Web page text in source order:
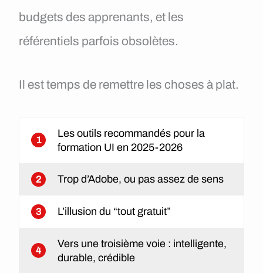
budgets des apprenants, et les
référentiels parfois obsolètes.
Il est temps de remettre les choses à plat.
1
Les outils recommandés pour la
formation UI en 2025-2026
2 Trop d’Adobe, ou pas assez de sens
3 L’illusion du “tout gratuit”
4
Vers une troisième voie : intelligente,
durable, crédible